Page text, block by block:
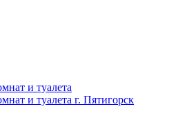
и туалета
и туалета г. Пятигорск